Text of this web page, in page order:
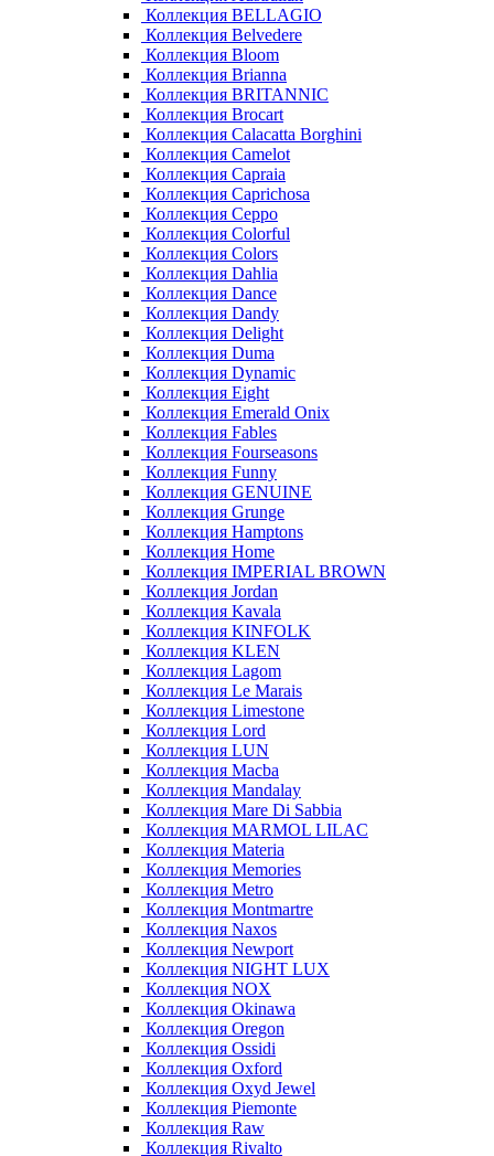
Коллекция BELLAGIO
Коллекция Belvedere
Коллекция Bloom
Коллекция Brianna
Коллекция BRITANNIC
Коллекция Brocart
Коллекция Calacatta Borghini
Коллекция Camelot
Коллекция Capraia
Коллекция Caprichosa
Коллекция Ceppo
Коллекция Colorful
Коллекция Colors
Коллекция Dahlia
Коллекция Dance
Коллекция Dandy
Коллекция Delight
Коллекция Duma
Коллекция Dynamic
Коллекция Eight
Коллекция Emerald Onix
Коллекция Fables
Коллекция Fourseasons
Коллекция Funny
Коллекция GENUINE
Коллекция Grunge
Коллекция Hamptons
Коллекция Home
Коллекция IMPERIAL BROWN
Коллекция Jordan
Коллекция Kavala
Коллекция KINFOLK
Коллекция KLEN
Коллекция Lagom
Коллекция Le Marais
Коллекция Limestone
Коллекция Lord
Коллекция LUN
Коллекция Macba
Коллекция Mandalay
Коллекция Mare Di Sabbia
Коллекция MARMOL LILAC
Коллекция Materia
Коллекция Memories
Коллекция Metro
Коллекция Montmartre
Коллекция Naxos
Коллекция Newport
Коллекция NIGHT LUX
Коллекция NOX
Коллекция Okinawa
Коллекция Oregon
Коллекция Ossidi
Коллекция Oxford
Коллекция Oxyd Jewel
Коллекция Piemonte
Коллекция Raw
Коллекция Rivalto